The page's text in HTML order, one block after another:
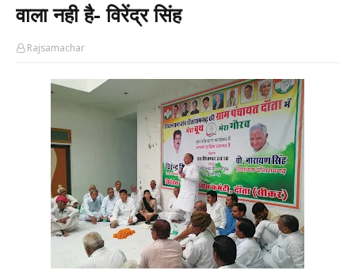
वाला नही है- विरेंद्र सिंह
Rajsamachar